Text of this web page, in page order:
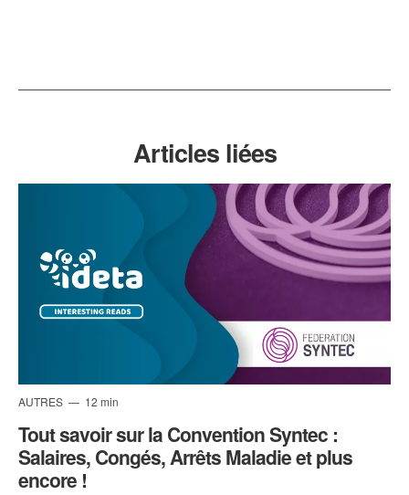
Articles liées
AUTRES 12 min
Tout savoir sur la Convention Syntec :
Salaires, Congés, Arrêts Maladie et plus
encore !